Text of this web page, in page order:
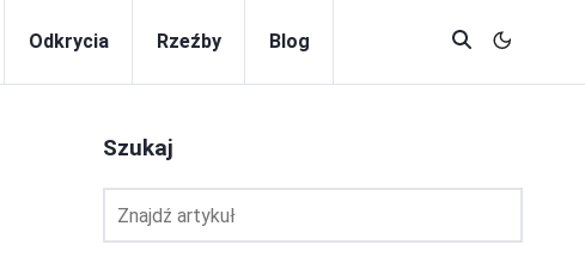
Odkrycia Rzeźby Blog
Szukaj